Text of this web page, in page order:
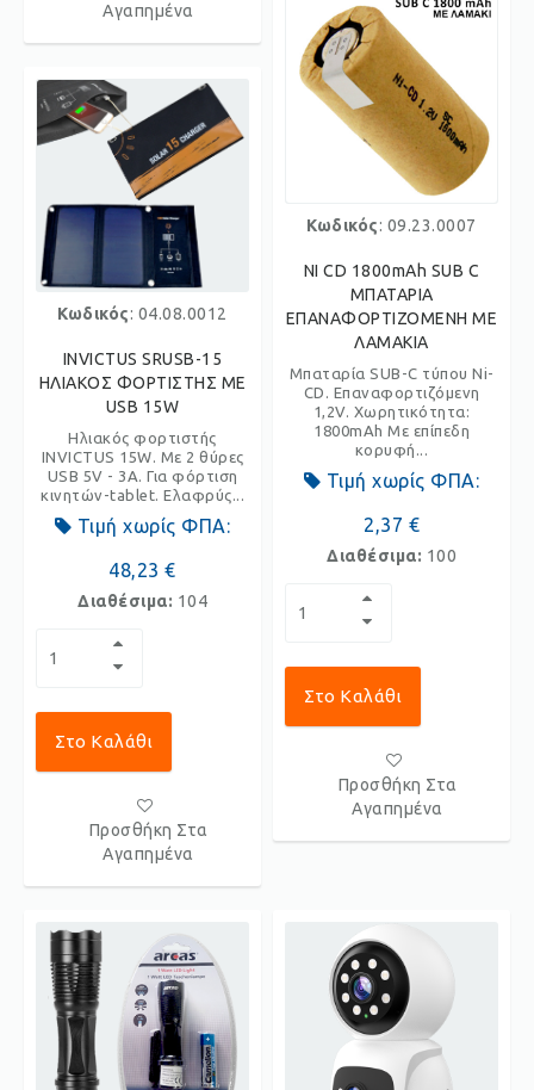
Αγαπημένα
Κωδικός: 04.08.0012
INVICTUS SRUSB-15
ΗΛΙΑΚΟΣ ΦΟΡΤΙΣΤΗΣ ΜΕ
USB 15W
Ηλιακός φορτιστής
INVICTUS 15W. Με 2 θύρες
USB 5V - 3A. Για φόρτιση
κινητών-tablet. Ελαφρύς...
Τιμή χωρίς ΦΠΑ:
48,23 €
Διαθέσιμα: 104
Στο Καλάθι
Προσθήκη Στα
Αγαπημένα
Κωδικός: 09.23.0007
NI CD 1800mAh SUB C
ΜΠΑΤΑΡΙΑ
ΕΠΑΝΑΦΟΡΤΙΖΟΜΕΝΗ ME
ΛΑΜΑΚΙΑ
Μπαταρία SUB-C τύπου Ni-
CD. Επαναφορτιζόμενη
1,2V. Χωρητικότητα:
1800mAh Με επίπεδη
κορυφή...
Τιμή χωρίς ΦΠΑ:
2,37 €
Διαθέσιμα: 100
Στο Καλάθι
Προσθήκη Στα
Αγαπημένα